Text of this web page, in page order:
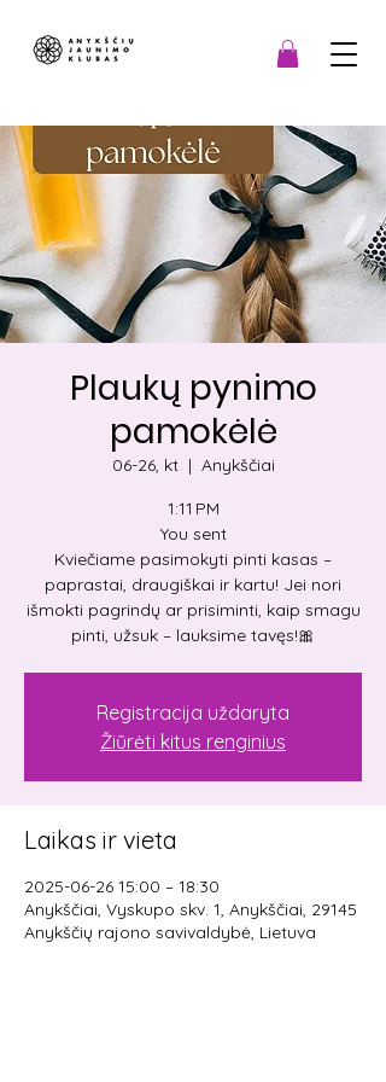
Plaukų pynimo
pamokėlė
06-26, kt
  |
Anykščiai
1:11 PM
You sent
Kviečiame pasimokyti pinti kasas –
paprastai, draugiškai ir kartu! Jei nori
išmokti pagrindų ar prisiminti, kaip smagu
Registracija uždaryta
Žiūrėti kitus renginius
Laikas ir vieta
2025-06-26 15:00 – 18:30
Anykščiai, Vyskupo skv. 1, Anykščiai, 29145
Anykščių rajono savivaldybė, Lietuva